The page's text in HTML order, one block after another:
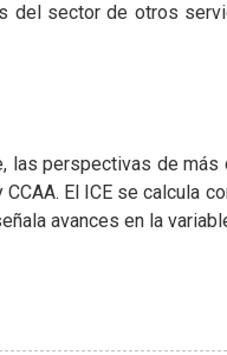
del sector de otros
las perspectivas de
El ICE se calcula
avances en la